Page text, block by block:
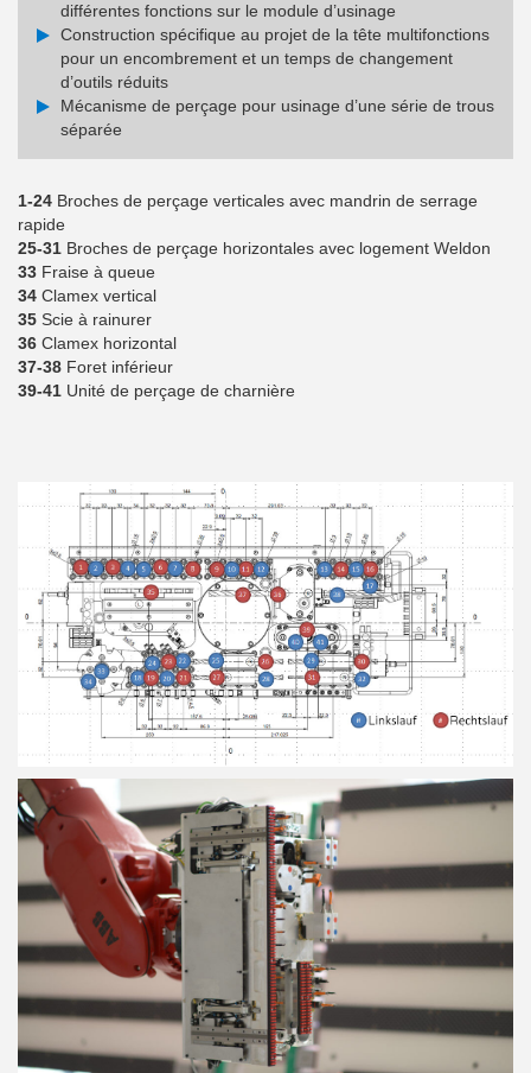
différentes fonctions sur le module d’usinage
Construction spécifique au projet de la tête multifonctions
pour un encombrement et un temps de changement
d’outils réduits
Mécanisme de perçage pour usinage d’une série de trous
séparée
1-24 Broches de perçage verticales avec mandrin de serrage
rapide
25-31 Broches de perçage horizontales avec logement Weldon
33 Fraise à queue
34 Clamex vertical
35 Scie à rainurer
36 Clamex horizontal
37-38 Foret inférieur
39-41 Unité de perçage de charnière